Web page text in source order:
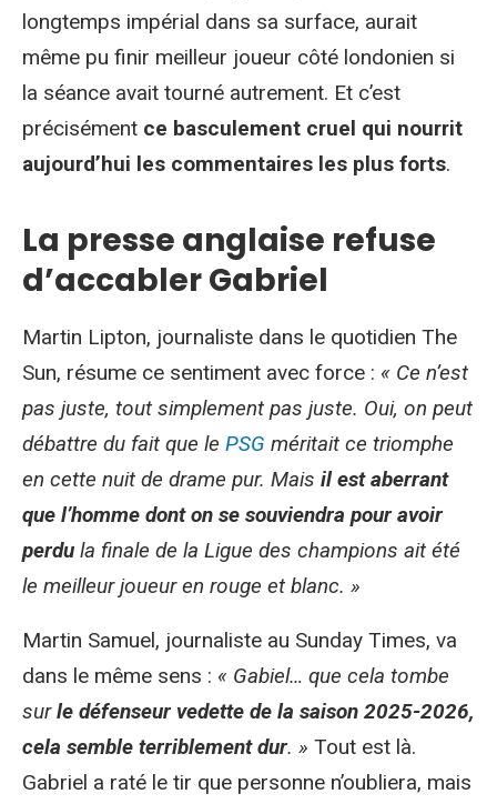
longtemps impérial dans sa surface, aurait
même pu finir meilleur joueur côté londonien si
la séance avait tourné autrement. Et c’est
précisément ce basculement cruel qui nourrit
aujourd’hui les commentaires les plus forts.
La presse anglaise refuse
d’accabler Gabriel
Martin Lipton, journaliste dans le quotidien The
Sun, résume ce sentiment avec force : « Ce n’est
pas juste, tout simplement pas juste. Oui, on peut
débattre du fait que le PSG méritait ce triomphe
en cette nuit de drame pur. Mais il est aberrant
que l’homme dont on se souviendra pour avoir
perdu la finale de la Ligue des champions ait été
le meilleur joueur en rouge et blanc. »
Martin Samuel, journaliste au Sunday Times, va
dans le même sens : « Gabiel… que cela tombe
surle défenseur vedette de la saison 2025-2026,
cela semble terriblement dur. » Tout est là.
Gabriel a raté le tir que personne n’oubliera, mais